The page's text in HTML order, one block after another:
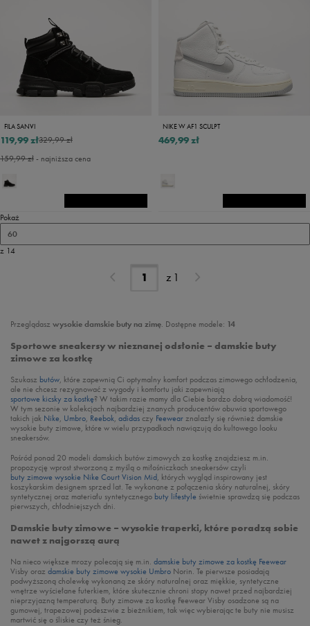
FILA SANVI
329,99 zł
119,99 zł
159,99 zł- najniższa cena
NIKE W AF1 SCULPT
469,99 zł
Pokaż
60
z 14
z 1
Przeglądasz wysokie damskie buty na zimę. Dostępne modele: 14
Sportowe sneakersy w nieznanej odsłonie – damskie buty
zimowe za kostkę
Szukasz butów, które zapewnią Ci optymalny komfort podczas zimowego ochłodzenia,
ale nie chcesz rezygnować z wygody i komfortu jaki zapewniają
sportowe kicsky za kostkę? W takim razie mamy dla Ciebie bardzo dobrą wiadomość!
W tym sezonie w kolekcjach najbardziej znanych producentów obuwia sportowego
takich jak Nike, Umbro, Reebok, adidasczy Feewearznalazły się również damskie
wysokie buty zimowe, które w wielu przypadkach nawiązują do kultowego looku
sneakersów.
Pośród ponad 20 modeli damskich butów zimowych za kostkę znajdziesz m.in.
propozycję wprost stworzoną z myślą o miłośniczkach sneakersów czyli
buty zimowe wysokie Nike Court Vision Mid, których wygląd inspirowany jest
koszykarskim designem sprzed lat. Te wykonane z połączenia skóry naturalnej, skóry
syntetycznej oraz materiału syntetycznego buty lifestyle świetnie sprawdzą się podczas
pierwszych, chłodniejszych dni.
Damskie buty zimowe – wysokie traperki, które poradzą sobie
nawet z najgorszą aurą
Na nieco większe mrozy polecają się m.in. damskie buty zimowe za kostkę Feewear
Visby oraz damskie buty zimowe wysokie Umbro Norin. Te pierwsze posiadają
podwyższoną cholewkę wykonaną ze skóry naturalnej oraz miękkie, syntetyczne
wnętrze wyściełane futerkiem, które skutecznie chroni stopy nawet przed najbardziej
nieprzyjazną temperaturą. Buty zimowe za kostkę Feewear Visby osadzone są na
gumowej, trapezowej podeszwie z bieżnikiem, tak więc wybierając te buty nie musisz
martwić się o śliskie czy też śnieg.